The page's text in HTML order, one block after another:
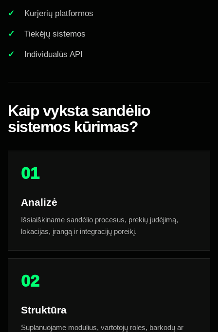
Kurjerių platformos
Tiekėjų sistemos
Individualūs API
Kaip vyksta sandėlio
sistemos kūrimas?
01
Analizė
Išsiaiškiname sandėlio procesus, prekių judėjimą,
lokacijas, įrangą ir integracijų poreikį.
02
Struktūra
Suplanuojame modulius, vartotojų roles, barkodų ar